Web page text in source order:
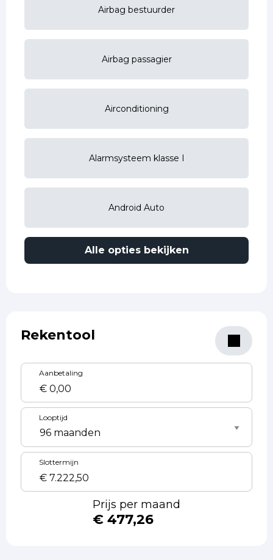
Airbag bestuurder
Airbag passagier
Airconditioning
Alarmsysteem klasse I
Android Auto
Alle opties bekijken
Rekentool
Aanbetaling
Looptijd
Slottermijn
Prijs per maand
€ 477,26